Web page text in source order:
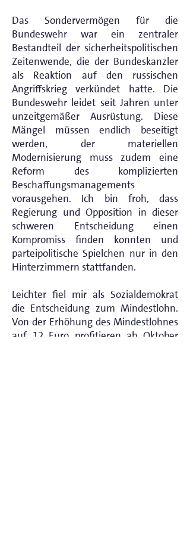
Das Sondervermögen für die
Bundeswehr war ein zentraler
Bestandteil der sicherheitspolitischen
Zeitenwende, die der Bundeskanzler
als Reaktion auf den russischen
Angriffskrieg verkündet hatte. Die
Bundeswehr leidet seit Jahren unter
unzeitgemäßer Ausrüstung. Diese
Mängel müssen endlich beseitigt
werden, der materiellen
Modernisierung muss zudem eine
Reform des komplizierten
Beschaffungsmanagements
vorausgehen. Ich bin froh, dass
Regierung und Opposition in dieser
schweren Entscheidung einen
Kompromiss finden konnten und
parteipolitische Spielchen nur in den
Hinterzimmern stattfanden.
Leichter fiel mir als Sozialdemokrat
die Entscheidung zum Mindestlohn.
Von der Erhöhung des Mindestlohnes
auf 12 Euro profitieren ab Oktober